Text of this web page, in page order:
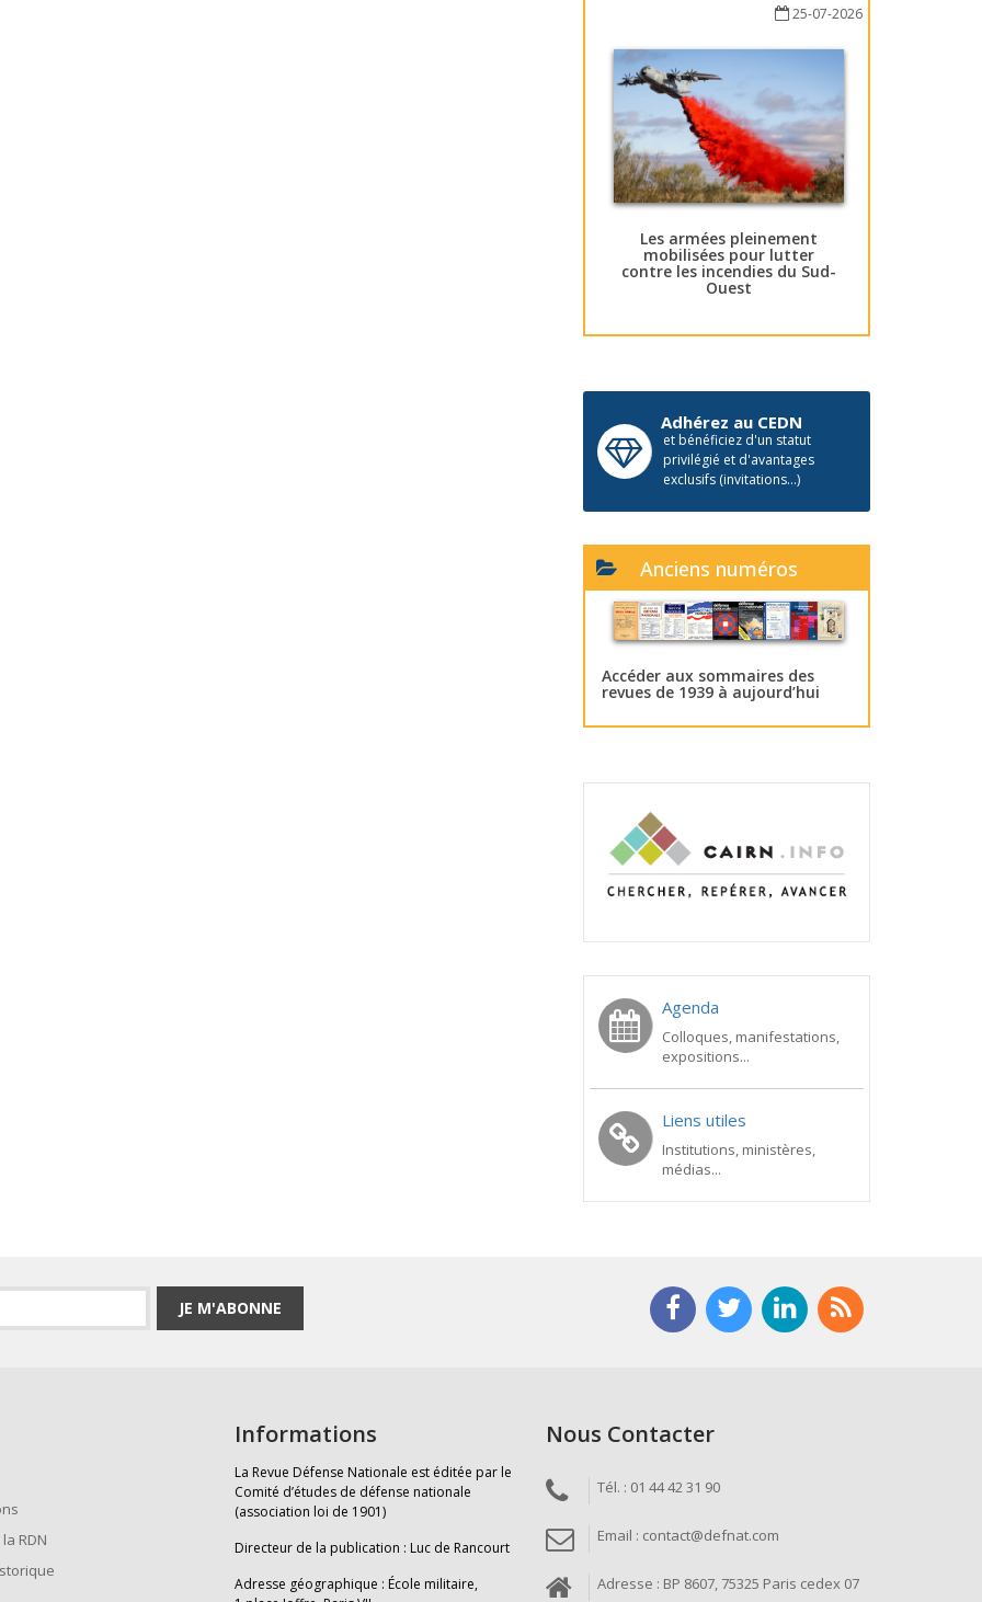
25-07-2026
Les armées pleinement
mobilisées pour lutter
contre les incendies du Sud-
Ouest
Adhérez au CEDN
et bénéficiez d'un statut
privilégié et d'avantages
exclusifs (invitations...)
Anciens numéros
Accéder aux sommaires des
revues de 1939 à aujourd’hui
Agenda
Colloques, manifestations,
expositions...
Liens utiles
Institutions, ministères,
médias...
JE M'ABONNE
RDN
Informations
La Revue Défense Nationale est éditée par le
Comité d’études de défense nationale
(association loi de 1901)
Directeur de la publication : Luc de Rancourt
Adresse géographique : École militaire,
Nous Contacter
Tél. : 01 44 42 31 90
Email : contact@defnat.com
Adresse : BP 8607, 75325 Paris cedex 07